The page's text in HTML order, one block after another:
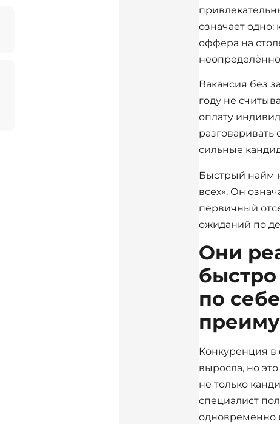
означает одно:
оффера на
Вакансия без
году не
оплату
разговаривать
сильные
Быстрый найм
всех». Он
первичный
ожиданий по
Они
по
Конкуренция в
выросла, но
не только
специалист
одновременно